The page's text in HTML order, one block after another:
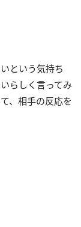
という気持ち
らしく言ってみ
、相手の反応を